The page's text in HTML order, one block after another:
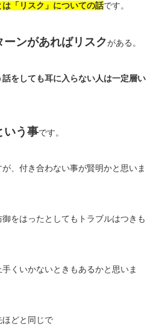
「リスク」についての話です。
ンがあればリスクがある。
話をしても耳に入らない人は一定層い
いう事です。
、付き合わない事が賢明かと思いま
をはったとしてもトラブルはつきも
くいかないときもあるかと思いま
どと同じで